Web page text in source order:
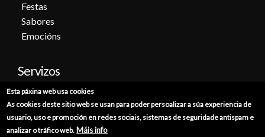
Festas
Sabores
Emocións
Servizos
Cita previa
Sede electrónica
Catálogo de trámites
Esta páxina web usa cookies
As cookies deste sitio web se usan para poder persoalizar a súa experiencia de
usuario, uso e promoción en redes sociais, sistemas de seguridade antispam e
analizar o tráfico web. Máis info